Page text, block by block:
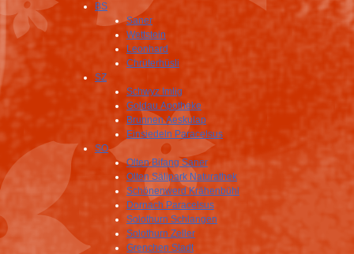
BS
Saner
Wettstein
Leonhard
Chrüterhüsli
SZ
Schwyz Imlig
Goldau Apotheke
Brunnen Aeskulap
Einsiedeln Paracelsus
SO
Olten Bifang Saner
Olten Sälipark Naturathek
Schönenwerd Krähenbühl
Dornach Paracelsus
Solothurn Schlangen
Solothurn Zeller
Grenchen Stadt